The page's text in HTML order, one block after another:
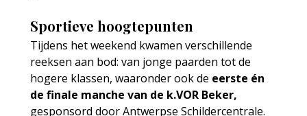
Sportieve hoogtepunten
Tijdens het weekend kwamen verschillende
reeksen aan bod: van jonge paarden tot de
hogere klassen, waaronder ook de eerste én
de finale manche van de k.VOR Beker,
gesponsord doorAntwerpse Schildercentrale.